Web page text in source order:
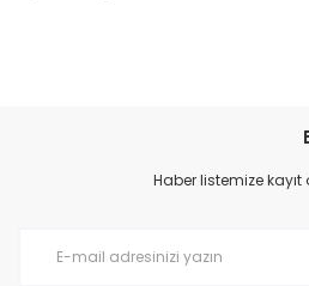
Ürün resmi kalitesiz, bozuk veya
Haber listemize